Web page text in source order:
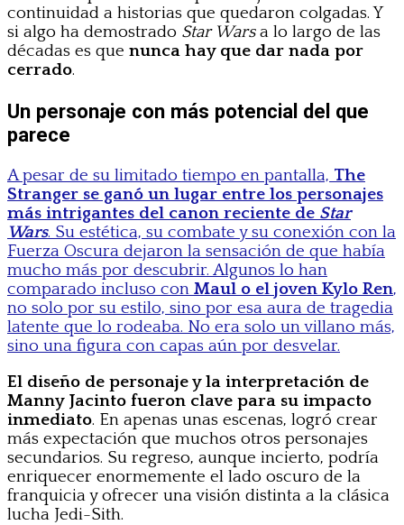
continuidad a historias que quedaron colgadas. Y
si algo ha demostrado Star Warsa lo largo de las
décadas es que nunca hay que dar nada por
cerrado.
Un personaje con más potencial del que
parece
A pesar de su limitado tiempo en pantalla, The
Stranger se ganó un lugar entre los personajes
más intrigantes del canon reciente de Star
Wars. Su estética, su combate y su conexión con la
Fuerza Oscura dejaron la sensación de que había
mucho más por descubrir. Algunos lo han
comparado incluso con Maul o el joven Kylo Ren,
no solo por su estilo, sino por esa aura de tragedia
latente que lo rodeaba. No era solo un villano más,
sino una figura con capas aún por desvelar.
El diseño de personaje y la interpretación de
Manny Jacinto fueron clave para su impacto
inmediato. En apenas unas escenas, logró crear
más expectación que muchos otros personajes
secundarios. Su regreso, aunque incierto, podría
enriquecer enormemente el lado oscuro de la
franquicia y ofrecer una visión distinta a la clásica
lucha Jedi-Sith.